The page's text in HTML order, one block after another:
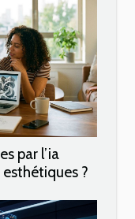
par l’ia
?